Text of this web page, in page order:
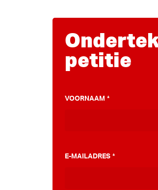
petitie
VOORNAAM *
E-MAILADRES *